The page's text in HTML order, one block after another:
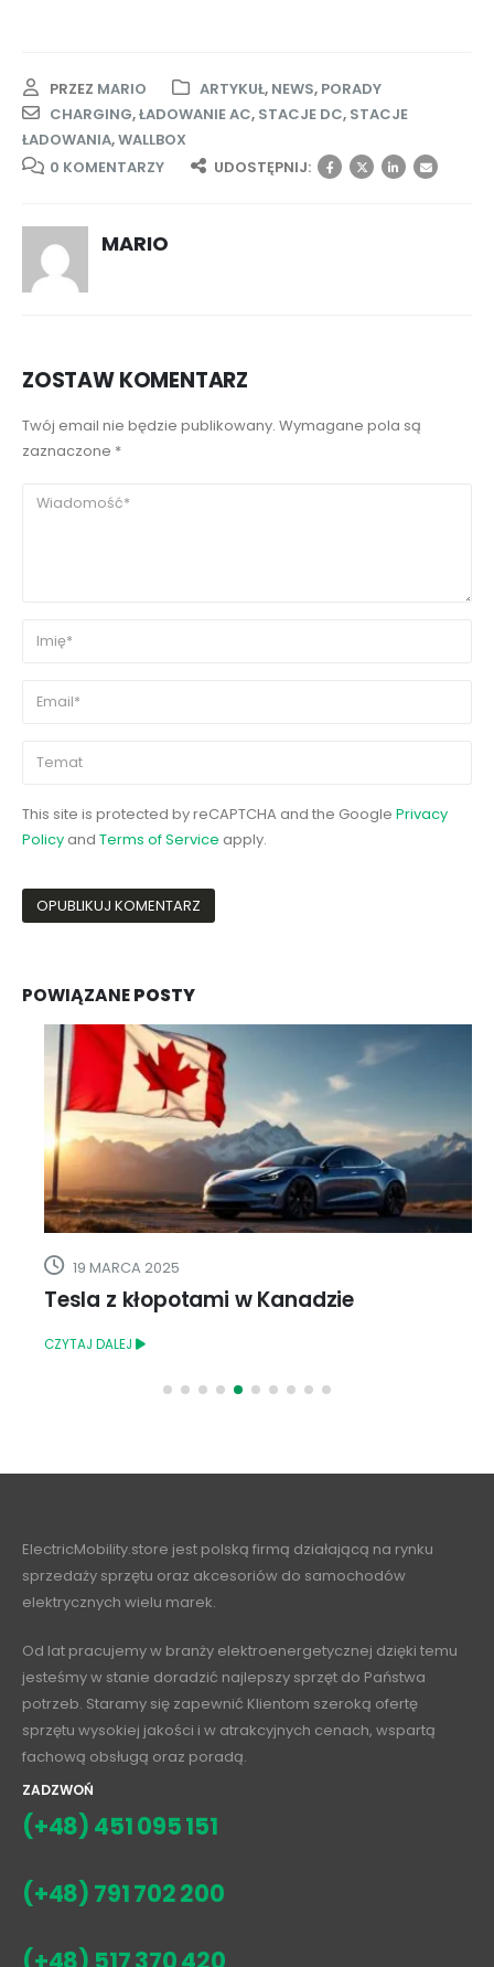
PRZEZ MARIO ARTYKUŁ, NEWS, PORADY
CHARGING,ŁADOWANIE AC, STACJE DC, STACJE
ŁADOWANIA,WALLBOX
0 KOMENTARZY
UDOSTĘPNIJ:
MARIO
ZOSTAW KOMENTARZ
Twój email nie będzie publikowany. Wymagane pola są
zaznaczone *
This site is protected by reCAPTCHA and the Google Privacy
Policy and Terms of Service apply.
POWIĄZANEPOSTY
19 MARCA 2025
Tesla z kłopotami w Kanadzie
CZYTAJ DALEJ
sprzedaży sprzętu oraz akcesoriów do samochodów
elektrycznych wielu marek.
jesteśmy w stanie doradzić najlepszy sprzęt do Państwa
potrzeb. Staramy się zapewnić Klientom szeroką ofertę
sprzętu wysokiej jakości i w atrakcyjnych cenach, wspartą
fachową obsługą oraz poradą.
ZADZWOŃ
(+48) 451 095 151
(+48) 791 702 200
(+48) 517 370 420